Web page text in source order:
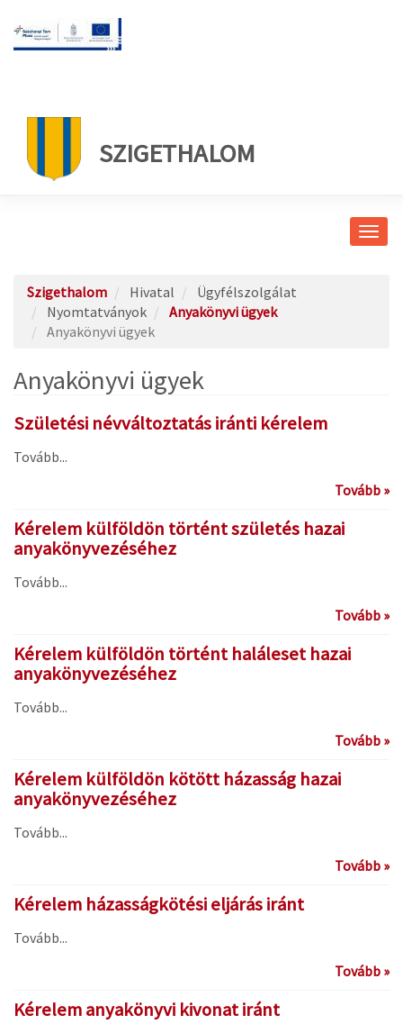
SZIGETHALOM
Szigethalom Hivatal
Ügyfélszolgálat
Nyomtatványok
Anyakönyvi ügyek
Anyakönyvi ügyek
Anyakönyvi ügyek
Születési névváltoztatás iránti kérelem
Tovább...
Tovább »
Kérelem külföldön történt születés hazai
anyakönyvezéséhez
Tovább...
Tovább »
Kérelem külföldön történt haláleset hazai
anyakönyvezéséhez
Tovább...
Tovább »
Kérelem külföldön kötött házasság hazai
anyakönyvezéséhez
Tovább...
Tovább »
Kérelem házasságkötési eljárás iránt
Tovább...
Tovább »
Kérelem anyakönyvi kivonat iránt